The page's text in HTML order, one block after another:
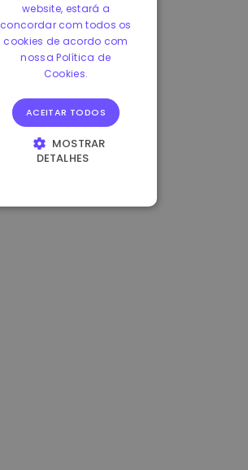
website, estará a
concordar com todos os
cookies de acordo com
nossa Política de
Cookies.
ACEITAR TODOS
MOSTRAR
DETALHES